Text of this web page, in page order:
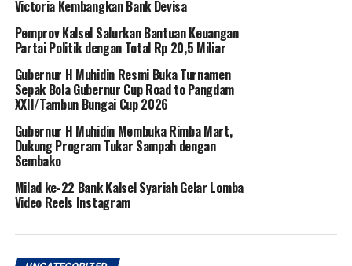
Victoria Kembangkan Bank Devisa
Pemprov Kalsel Salurkan Bantuan Keuangan
Partai Politik dengan Total Rp 20,5 Miliar
Gubernur H Muhidin Resmi Buka Turnamen
Sepak Bola Gubernur Cup Road to Pangdam
XXII/Tambun Bungai Cup 2026
Gubernur H Muhidin Membuka Rimba Mart,
Dukung Program Tukar Sampah dengan
Sembako
Milad ke-22 Bank Kalsel Syariah Gelar Lomba
Video Reels Instagram